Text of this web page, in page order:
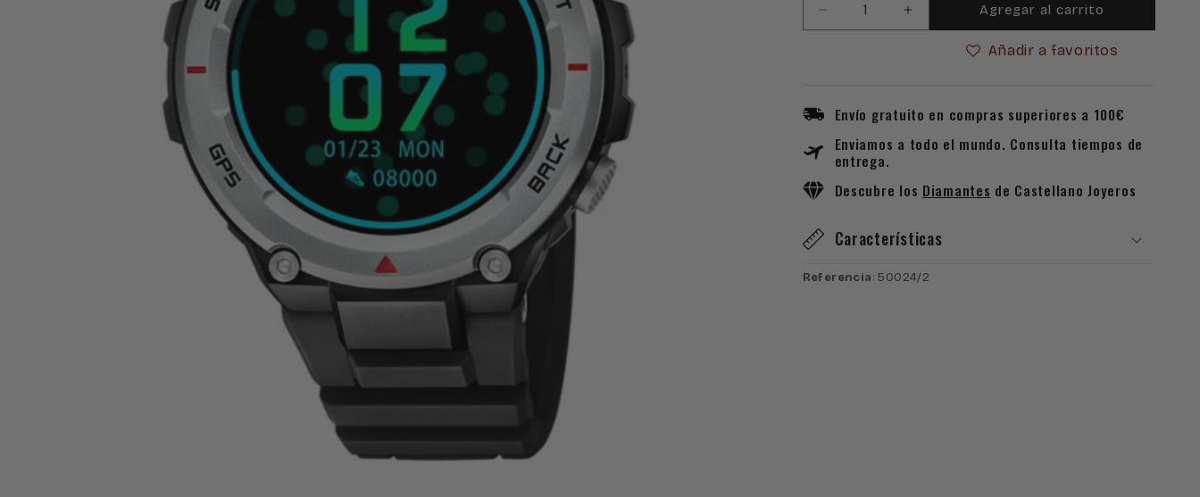
Reducir
cantidad
Smartwatch
50024/2
Aumentar
cantidad
Smartwatch
50024/2
Agregar al carrito
Añadir a favoritos
Envío gratuito en compras superiores a 100€
Enviamos a todo el mundo. Consulta tiempos de
entrega.
Descubre los Diamantes de Castellano Joyeros
Características
Referencia: 50024/2